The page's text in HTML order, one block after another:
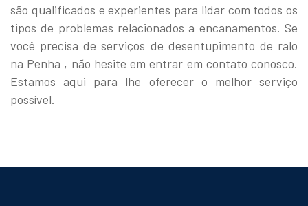
são qualificados e experientes para lidar com todos os
tipos de problemas relacionados a encanamentos. Se
você precisa de serviços de desentupimento de ralo
na Penha , não hesite em entrar em contato conosco.
Estamos aqui para lhe oferecer o melhor serviço
possível.